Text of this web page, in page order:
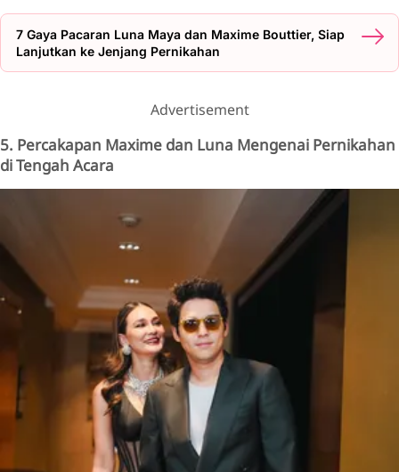
7 Gaya Pacaran Luna Maya dan Maxime Bouttier, Siap
Lanjutkan ke Jenjang Pernikahan
Advertisement
5. Percakapan Maxime dan Luna Mengenai Pernikahan
di Tengah Acara